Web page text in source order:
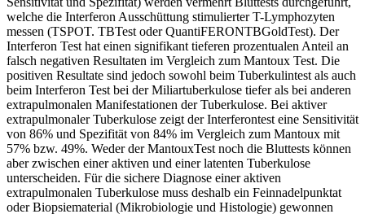
welche die Interferon Ausschüttung stimulierter T-Lymphozyten
messen (TSPOT. TBTest oder QuantiFERONTBGoldTest). Der
Interferon Test hat einen signifikant tieferen prozentualen Anteil an
falsch negativen Resultaten im Vergleich zum Mantoux Test. Die
positiven Resultate sind jedoch sowohl beim Tuberkulintest als auch
beim Interferon Test bei der Miliartuberkulose tiefer als bei anderen
extrapulmonalen Manifestationen der Tuberkulose. Bei aktiver
extrapulmonaler Tuberkulose zeigt der Interferontest eine Sensitivität
von 86% und Spezifität von 84% im Vergleich zum Mantoux mit
57% bzw. 49%. Weder der MantouxTest noch die Bluttests können
aber zwischen einer aktiven und einer latenten Tuberkulose
unterscheiden. Für die sichere Diagnose einer aktiven
extrapulmonalen Tuberkulose muss deshalb ein Feinnadelpunktat
oder Biopsiematerial (Mikrobiologie und Histologie) gewonnen